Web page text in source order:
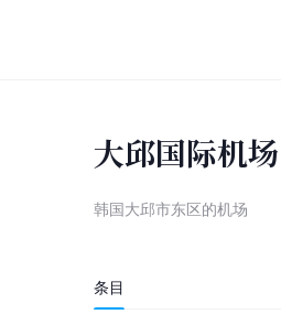
大邱国际机场
韩国大邱市东区的机场
条目